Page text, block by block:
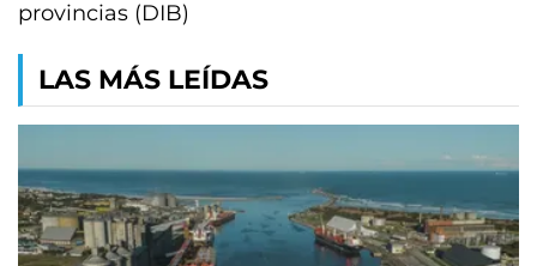
provincias (DIB)
LAS MÁS LEÍDAS